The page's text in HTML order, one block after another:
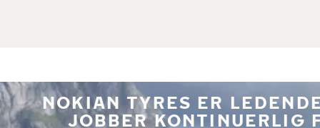
NOKIAN TYRES ER
JOBBER KONTINUERLIG